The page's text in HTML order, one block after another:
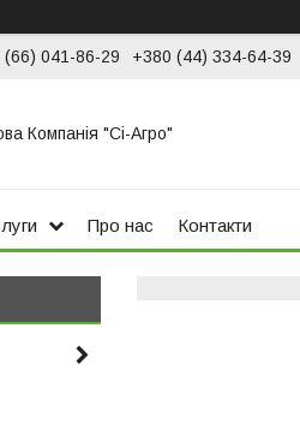
(66) 041-86-29 +380 (44) 334-64-39
Компанія "Сі-Агро"
Про нас Контакти